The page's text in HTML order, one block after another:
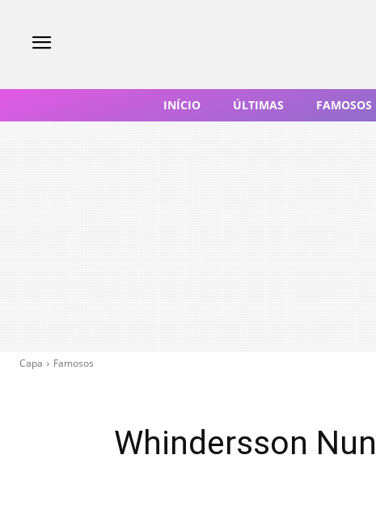
INÍCIO ÚLTIMAS FAMOSOS
Capa Famosos
Whindersson